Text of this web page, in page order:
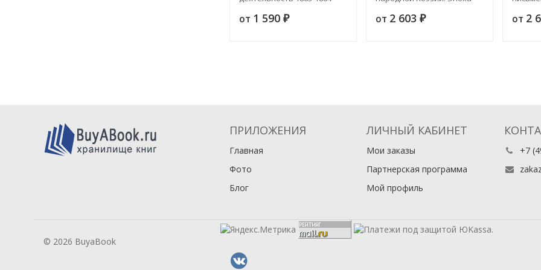
от 1 590 ₽
Великого. Установление
от 2 603 ₽
Канун
от 2
ПРИЛОЖЕНИЯ
Главная
Фото
Блог
ЛИЧНЫЙ КАБИНЕТ
Мои заказы
Партнерская программа
Мой профиль
+7
© 2026 BuyaBook